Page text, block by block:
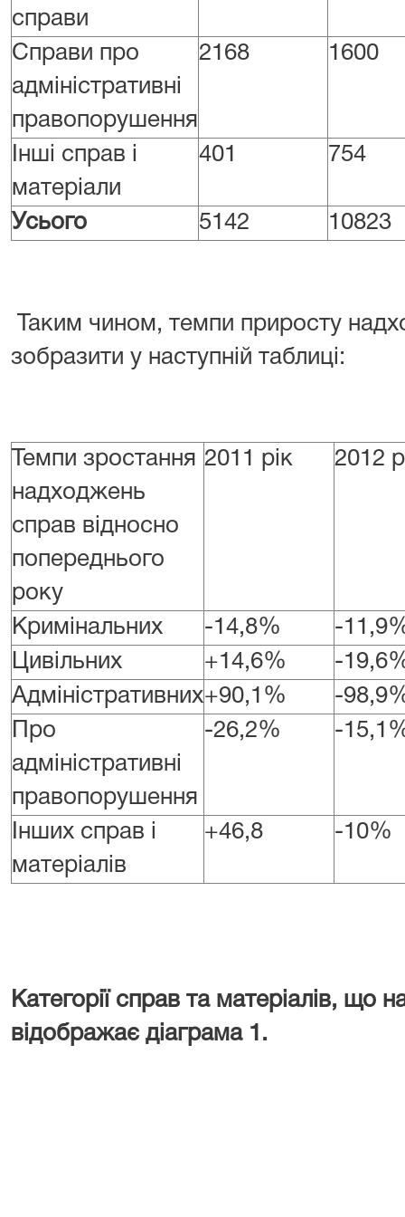
справи
Справи про
адміністративні
правопорушення
2168 1600
Інші справ і
матеріали
401 754
Усього 5142 10823
Таким чином, темпи приросту
зобразити у наступній таблиці:
Темпи зростання
надходжень
справ відносно
попереднього
року
2011 рік 2012
Кримінальних -14,8%
-
Цивільних
+14,6%
-
Адміністративних+90,1%
-
Про
адміністративні
правопорушення
-26,2% -
Інших справ і
матеріалів
+46,8 -10%
Категорії справ та матеріалів, що
відображає діаграма 1.